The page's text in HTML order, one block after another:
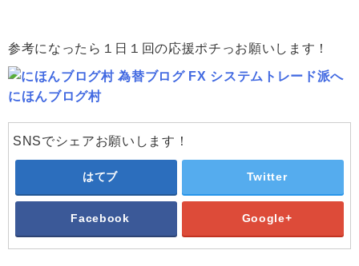
参考になったら１日１回の応援ポチっお願いします！
にほんブログ村
SNSでシェアお願いします！
はてブ Twitter
Facebook Google+